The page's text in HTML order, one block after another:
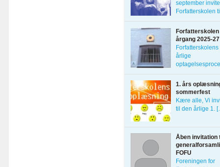
september
Forfatterskolen
[…]
Forfatterskolen
årgang 2025-27
Forfatterskolens
årlige
er afsluttet, og
[…]
1. års
sommerfest
Kære alle, Vi
til den årlige 1.
Åben invitation
FOFU
Foreningen for